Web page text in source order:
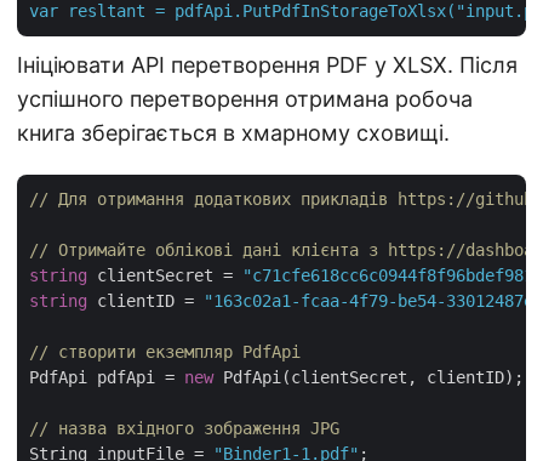
var resltant =
Ініціювати API перетворення PDF у XLSX. Після
успішного перетворення отримана робоча
книга зберігається в хмарному сховищі.
// Для отримання додаткових прикладів https://
// Отримайте облікові дані клієнта з https://
string clientSecret =
string clientID = "163c02a1-fcaa-4f79-be54-
// створити екземпляр PdfApi
PdfApi pdfApi = new PdfApi(clientSecret, clientID);
// назва вхідного зображення JPG
String inputFile =
"Binder1-1.pdf" ;